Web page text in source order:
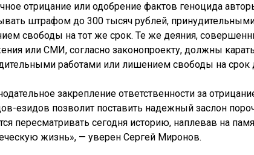
отрицание или одобрение фактов геноцида
штрафом до 300 тысяч рублей,
свободы на тот же срок. Те же деяния,
или СМИ, согласно законопроекту, должны
работами или лишением свободы на срок
закрепление ответственности за
езидов позволит поставить надежный заслон
пересматривать сегодня историю, наплевав на
жизнь», — уверен Сергей Миронов.